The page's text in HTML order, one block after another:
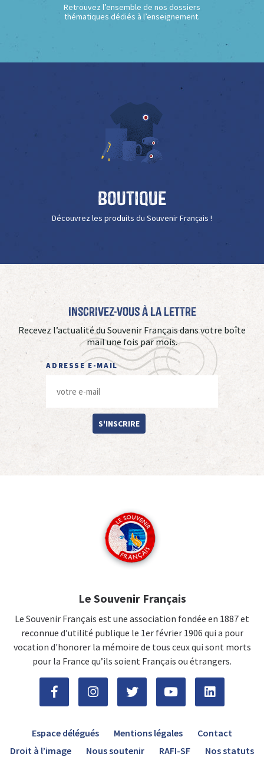
Retrouvez l’ensemble de nos dossiers
thématiques dédiés à l’enseignement.
Boutique
Découvrez les produits du Souvenir Français !
Inscrivez-vous à La Lettre
Recevez l’actualité du Souvenir Français dans votre boîte
mail une fois par mois.
ADRESSE E-MAIL
S'INSCRIRE
Le Souvenir Français
Le Souvenir Français est une association fondée en 1887 et
reconnue d’utilité publique le 1er février 1906 qui a pour
vocation d'honorer la mémoire de tous ceux qui sont morts
pour la France qu’ils soient Français ou étrangers.
Espace délégués Mentions légales
Contact
Droit à l’image
Nous soutenir RAFI-SF Nos statuts